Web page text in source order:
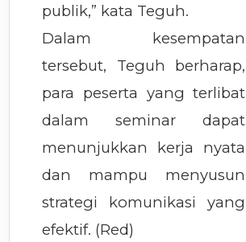
publik,” kata Teguh.
Dalam kesempatan
tersebut, Teguh berharap,
para peserta yang terlibat
dalam seminar dapat
menunjukkan kerja nyata
dan mampu menyusun
strategi komunikasi yang
efektif. (Red)